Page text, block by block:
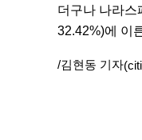
더구나 나라스
32.42%)에 이
/김현동 기자